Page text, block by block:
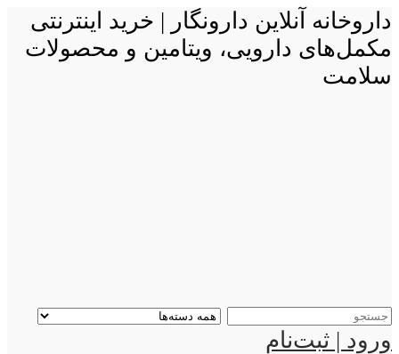
داروخانه آنلاین دارونگار | خرید اینترنتی
مکمل‌های دارویی، ویتامین و محصولات
سلامت
ورود | ثبت‌نام